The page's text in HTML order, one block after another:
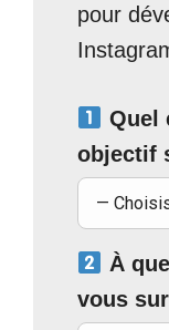
pour
Quel
objectif
À
vous